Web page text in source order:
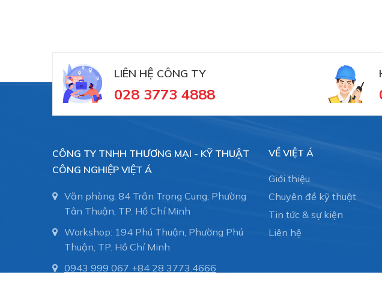
LIÊN HỆ CÔNG TY
028 3773 4888
CÔNG TY TNHH THƯƠNG MẠI - KỸ THUẬT
CÔNG NGHIỆP VIỆT Á
Văn phòng: 84 Trần Trọng Cung, Phường
Tân Thuận, TP. Hồ Chí Minh
Workshop: 194 Phú Thuận, Phường Phú
Thuận, TP. Hồ Chí Minh
0943 999 067 +84 28 3773.4666
VỀ VIỆT Á
Giới thiệu
Chuyên đề kỹ thuật
Tin tức & sự kiện
Liên hệ